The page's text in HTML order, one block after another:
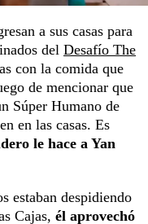
a sus casas para
del Desafío The
con la comida que
de mencionar que
Súper Humano de
en las casas. Es
le hace a Yan
estaban despidiendo
Cajas, él aprovechó